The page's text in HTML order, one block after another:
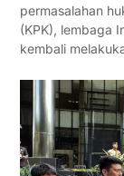
permasalahan
(KPK), lembaga
kembali